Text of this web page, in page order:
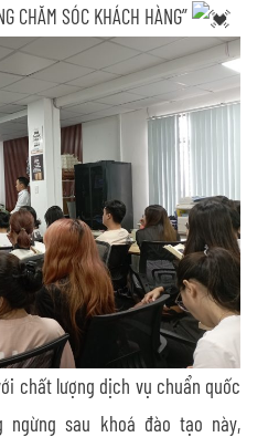
CHĂM SÓC KHÁCH HÀNG”
chất lượng dịch vụ chuẩn quốc
sau khoá đào tạo này,